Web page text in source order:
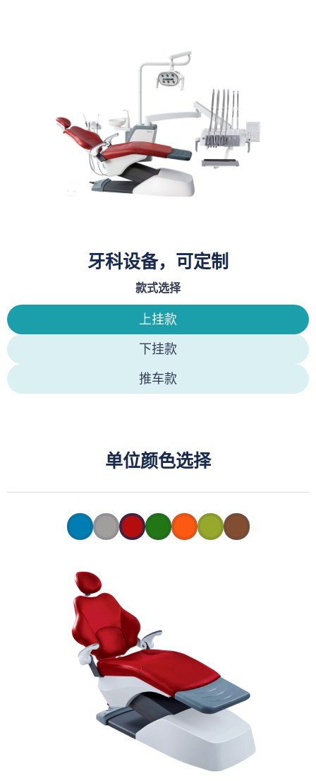
牙科设备，可定制
款式选择
上挂款
下挂款
推车款
单位颜色选择